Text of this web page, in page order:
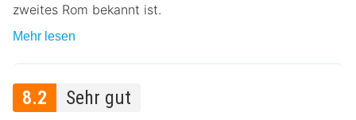
zweites Rom bekannt ist.
Mehr lesen
8.2 Sehr gut